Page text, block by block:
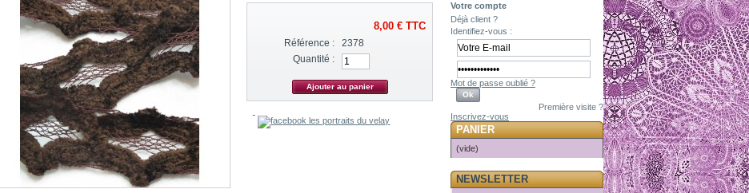
8,00 €TTC
Référence :
2378
Quantité :
Votre compte
Déjà client ?
Identifiez-vous :
Mot de passe oublié ?
Première visite ?
Inscrivez-vous
PANIER
(vide)
NEWSLETTER